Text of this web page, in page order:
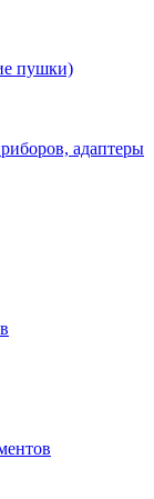
пушки)
адаптеры